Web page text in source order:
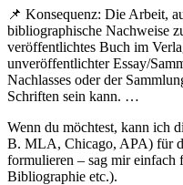
📌 Konsequenz: Die Arbeit,
bibliographische Nachweise
veröffentlichtes Buch im
unveröffentlichter Essay/
Nachlasses oder der
Schriften sein kann. …
Wenn du möchtest, kann ich
B. MLA, Chicago, APA) für
formulieren – sag mir einfach
Bibliographie etc.).